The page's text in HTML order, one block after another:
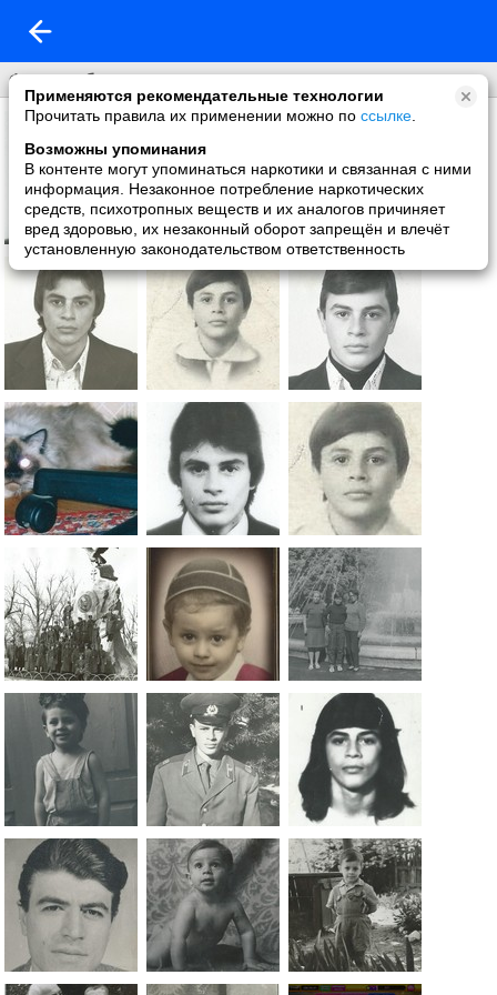
Применяются рекомендательные технологии
Прочитать правила их применении можно по ссылке
Возможны упоминания
В контенте могут упоминаться наркотики и связанная с ними
информация. Незаконное потребление наркотических
средств, психотропных веществ и их аналогов причиняет
вред здоровью, их незаконный оборот запрещён и влечёт
установленную законодательством ответственность
Фон на обложку